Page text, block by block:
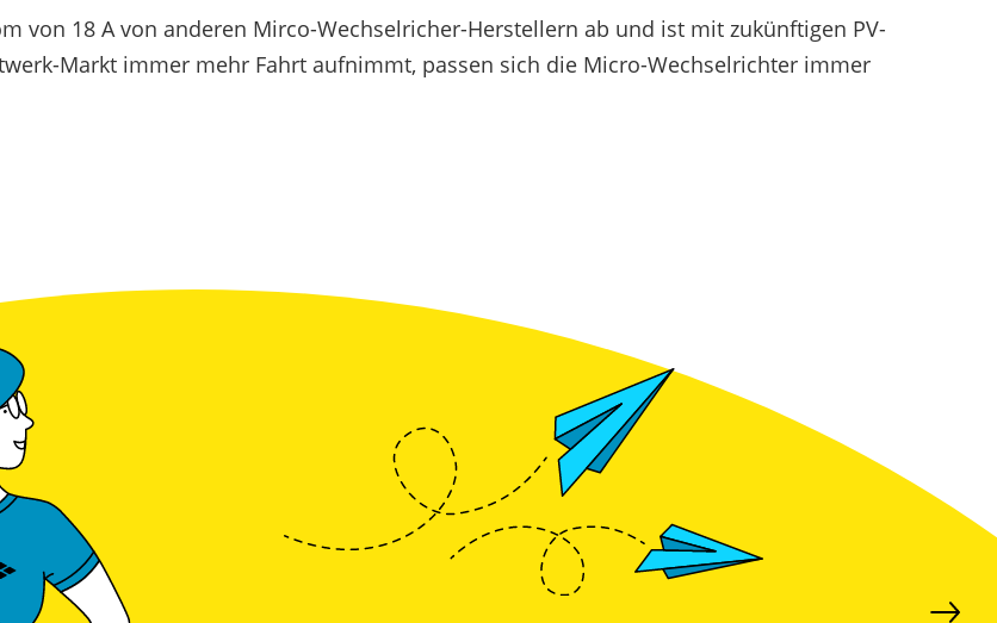
von 18 A von anderen Mirco-Wechselricher-Herstellern ab und ist mit zukünftigen PV-
Markt immer mehr Fahrt aufnimmt, passen sich die Micro-Wechselrichter immer